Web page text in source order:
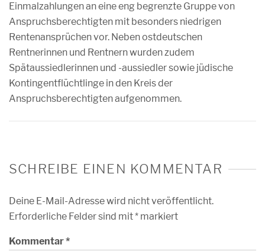
Einmalzahlungen an eine eng begrenzte Gruppe von
Anspruchsberechtigten mit besonders niedrigen
Rentenansprüchen vor. Neben ostdeutschen
Rentnerinnen und Rentnern wurden zudem
Spätaussiedlerinnen und -aussiedler sowie jüdische
Kontingentflüchtlinge in den Kreis der
Anspruchsberechtigten aufgenommen.
SCHREIBE EINEN KOMMENTAR
Deine E-Mail-Adresse wird nicht veröffentlicht.
Erforderliche Felder sind mit* markiert
Kommentar*